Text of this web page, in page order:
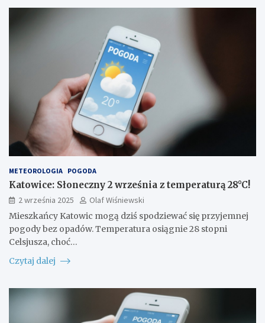
METEOROLOGIA POGODA
Katowice: Słoneczny 2 września z temperaturą 28°C!
2 września 2025
Olaf Wiśniewski
Mieszkańcy Katowic mogą dziś spodziewać się przyjemnej
pogody bez opadów. Temperatura osiągnie 28 stopni
Celsjusza, choć…
Czytaj dalej